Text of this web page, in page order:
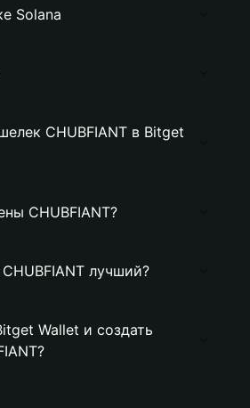
Solana
CHUBFIANT в Bitget
CHUBFIANT?
лучший?
Wallet и создать